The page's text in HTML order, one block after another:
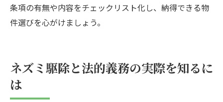
条項の有無や内容をチェックリスト化し、納得できる物
件選びを心がけましょう。
ネズミ駆除と法的義務の実際を知るに
は